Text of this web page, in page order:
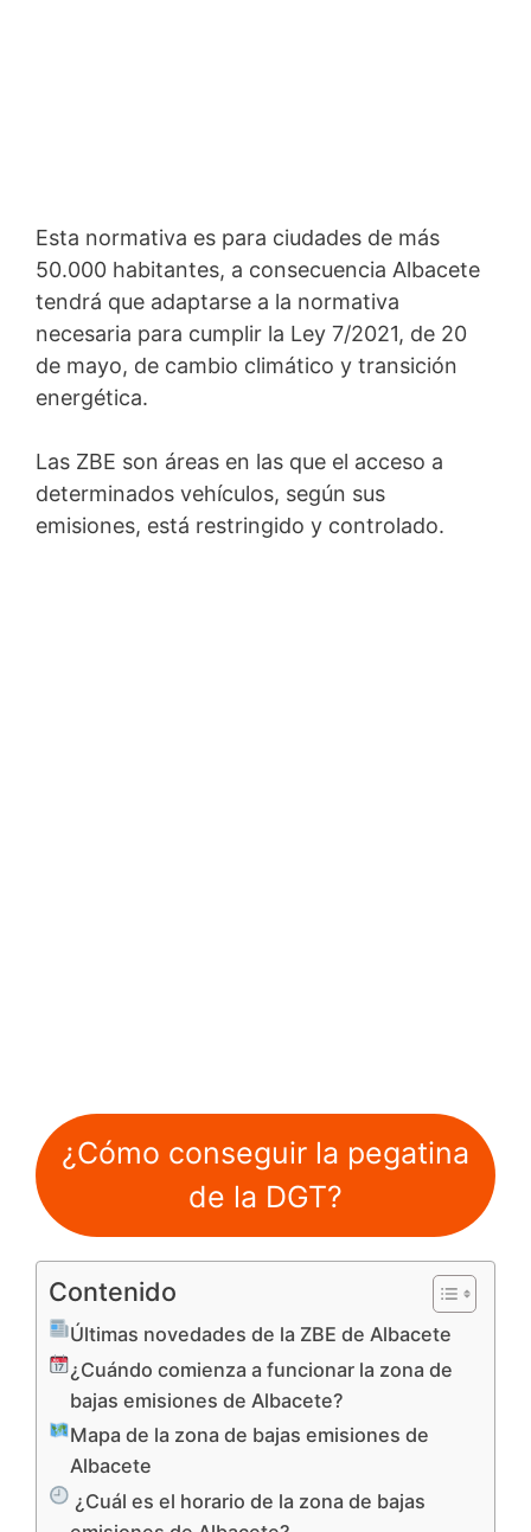
Esta normativa es para ciudades de más
50.000 habitantes, a consecuencia Albacete
tendrá que adaptarse a la normativa
necesaria para cumplir la Ley 7/2021, de 20
de mayo, de cambio climático y transición
energética.
Las ZBE son áreas en las que el acceso a
determinados vehículos, según sus
emisiones, está restringido y controlado.
¿Cómo conseguir la pegatina
de la DGT?
Contenido
Últimas novedades de la ZBE de Albacete
¿Cuándo comienza a funcionar la zona de
bajas emisiones de Albacete?
Mapa de la zona de bajas emisiones de
Albacete
¿Cuál es el horario de la zona de bajas